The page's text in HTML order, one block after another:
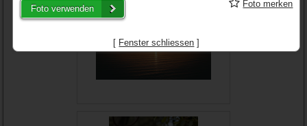
Foto merken
Foto verwenden
[ Fenster schliessen ]